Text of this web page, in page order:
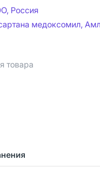
Россия
медоксомил,
товара